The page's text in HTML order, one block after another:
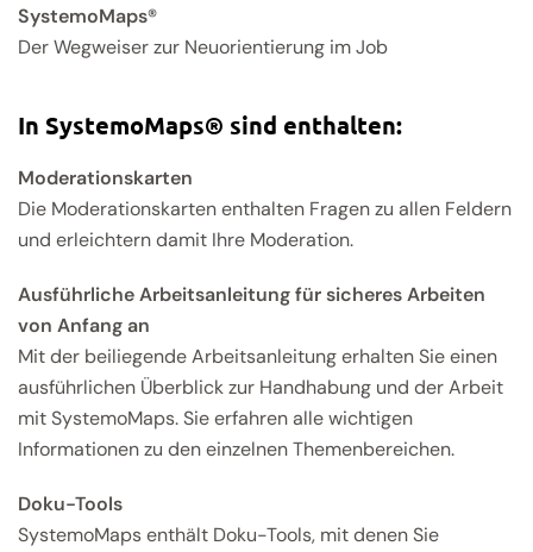
SystemoMaps®
Der Wegweiser zur Neuorientierung im Job
In SystemoMaps® sind enthalten:
Moderationskarten
Die Moderationskarten enthalten Fragen zu allen Feldern
und erleichtern damit Ihre Moderation.
Ausführliche Arbeitsanleitung für sicheres Arbeiten
von Anfang an
Mit der beiliegende Arbeitsanleitung erhalten Sie einen
ausführlichen Überblick zur Handhabung und der Arbeit
mit SystemoMaps. Sie erfahren alle wichtigen
Informationen zu den einzelnen Themenbereichen.
Doku-Tools
SystemoMaps enthält Doku-Tools, mit denen Sie